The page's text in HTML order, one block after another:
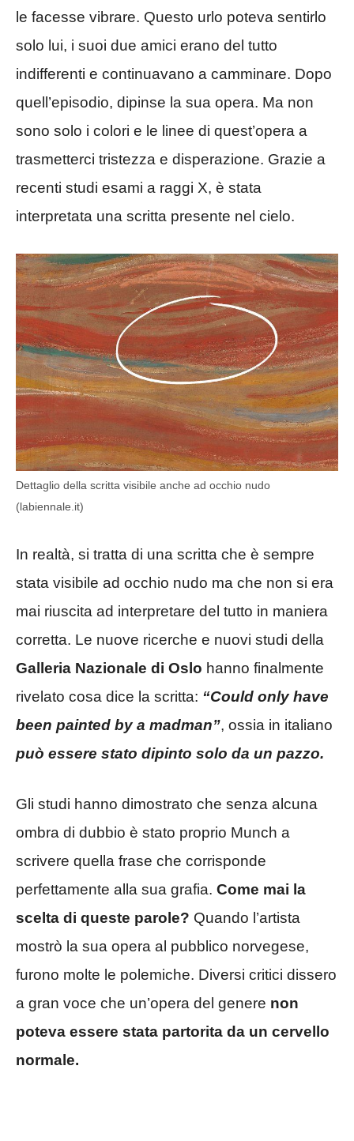
le facesse vibrare. Questo urlo poteva sentirlo
solo lui, i suoi due amici erano del tutto
indifferenti e continuavano a camminare. Dopo
quell’episodio, dipinse la sua opera. Ma non
sono solo i colori e le linee di quest’opera a
trasmetterci tristezza e disperazione. Grazie a
recenti studi esami a raggi X, è stata
interpretata una scritta presente nel cielo.
Dettaglio della scritta visibile anche ad occhio nudo
(labiennale.it)
In realtà, si tratta di una scritta che è sempre
stata visibile ad occhio nudo ma che non si era
mai riuscita ad interpretare del tutto in maniera
corretta. Le nuove ricerche e nuovi studi della
Galleria Nazionale di Oslo hanno finalmente
rivelato cosa dice la scritta: “Could only have
been painted by a madman”, ossia in italiano
può essere stato dipinto solo da un pazzo.
Gli studi hanno dimostrato che senza alcuna
ombra di dubbio è stato proprio Munch a
scrivere quella frase che corrisponde
perfettamente alla sua grafia. Come mai la
scelta di queste parole? Quando l’artista
mostrò la sua opera al pubblico norvegese,
furono molte le polemiche. Diversi critici dissero
a gran voce che un’opera del genere non
poteva essere stata partorita da un cervello
normale.